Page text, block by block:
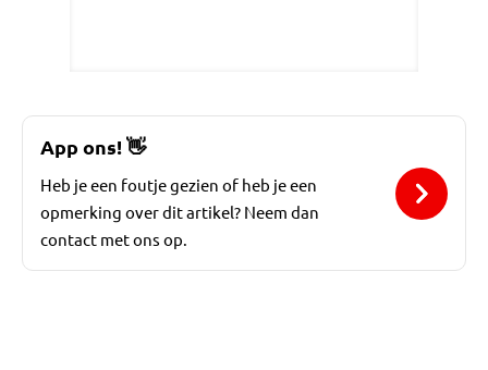
App ons!👋
Heb je een foutje gezien of heb je een
opmerking over dit artikel? Neem dan
contact met ons op.